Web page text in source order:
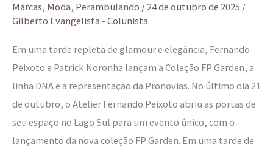
Marcas, Moda, Perambulando / 24 de outubro de 2025 /
Gilberto Evangelista - Colunista
Em uma tarde repleta de glamour e elegância, Fernando
Peixoto e Patrick Noronha lançam a Coleção FP Garden, a
linha DNA e a representação da Pronovias. No último dia 21
de outubro, o Atelier Fernando Peixoto abriu as portas de
seu espaço no Lago Sul para um evento único, com o
lançamento da nova coleção FP Garden. Em uma tarde de